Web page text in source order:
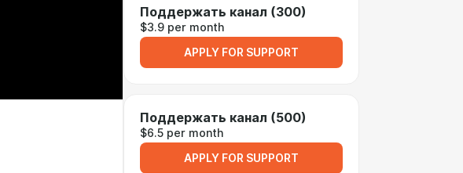
Поддержать канал (300)
$3.9 per month
APPLY FOR SUPPORT
Поддержать канал (500)
$6.5 per month
APPLY FOR SUPPORT